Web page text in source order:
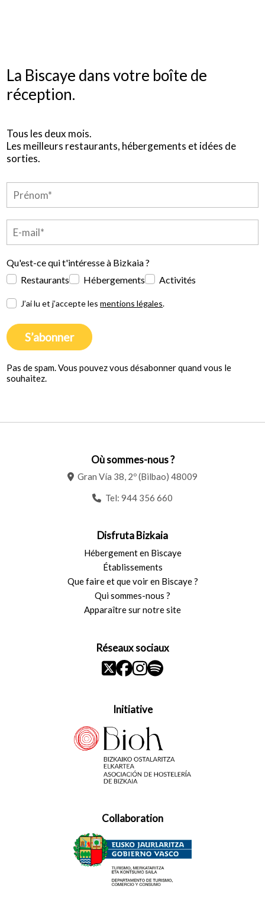
La Biscaye dans votre boîte de
réception.
Tous les deux mois.
Les meilleurs restaurants, hébergements et idées de
sorties.
Qu'est-ce qui t'intéresse à Bizkaia ?
Restaurants
Hébergements Activités
J’ai lu et j’accepte lesmentions légales.
S’abonner
Pas de spam. Vous pouvez vous désabonner quand vous le
souhaitez.
Où sommes-nous ?
Gran Vía 38, 2º (Bilbao) 48009
Tel: 944 356 660
Disfruta Bizkaia
Hébergement en Biscaye
Établissements
Que faire et que voir en Biscaye ?
Qui sommes-nous ?
Apparaître sur notre site
Réseaux sociaux
Initiative
Collaboration